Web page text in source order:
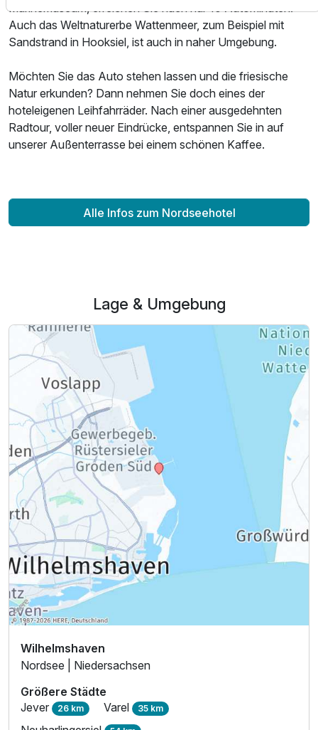
Doppelzimmer Standard
2 Erwachsene
Zusatznächte
Für 3 Tage 108,00 €
Einzelzimmer
1 Erwachsenen
Marinemuseum, erreichen Sie nach nur 10 Autominuten.
Auch das Weltnaturerbe Wattenmeer, zum Beispiel mit
Sandstrand in Hooksiel, ist auch in naher Umgebung.
Möchten Sie das Auto stehen lassen und die friesische
Natur erkunden? Dann nehmen Sie doch eines der
hoteleigenen Leihfahrräder. Nach einer ausgedehnten
Radtour, voller neuer Eindrücke, entspannen Sie in auf
unserer Außenterrasse bei einem schönen Kaffee.
Alle Infos zum Nordseehotel
Lage & Umgebung
Wilhelmshaven
Nordsee | Niedersachsen
Größere Städte
Jever 26 km Varel 35 km